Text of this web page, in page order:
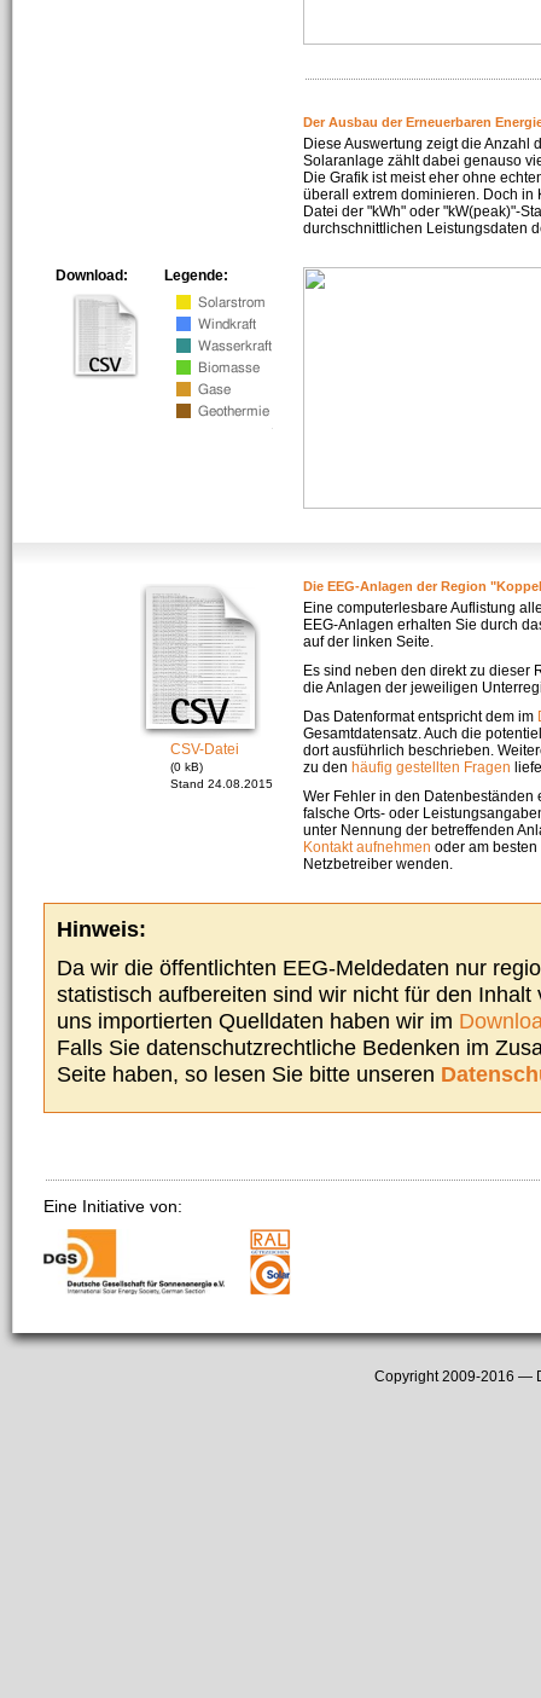
Der Ausbau der Erneuerbaren
Diese Auswertung zeigt die Anzahl
Solaranlage zählt dabei genauso
Die Grafik ist meist eher ohne
überall extrem dominieren. Doch in
Datei der "kWh" oder "kW(peak)"-
durchschnittlichen Leistungsdaten
Legende:
Download:
CSV-Datei
(0 kB)
Stand 24.08.2015
Die EEG-Anlagen der Region
Eine computerlesbare Auflistung
EEG-Anlagen erhalten Sie durch
auf der linken Seite.
Es sind neben den direkt zu dieser
die Anlagen der jeweiligen
Das Datenformat entspricht dem im
Gesamtdatensatz. Auch die
dort ausführlich beschrieben.
zu den häufig gestellten Fragen
Wer Fehler in den Datenbeständen
falsche Orts- oder
unter Nennung der betreffenden
Kontakt aufnehmen oder am
Netzbetreiber wenden.
Hinweis:
Da wir die öffentlichten EEG-Meldedaten nur
statistisch aufbereiten sind wir nicht für den Inhalt
uns importierten Quelldaten haben wir im
Falls Sie datenschutzrechtliche Bedenken im
Seite haben, so lesen Sie bitte unseren
Eine Initiative von:
Copyright 2009-2016 —